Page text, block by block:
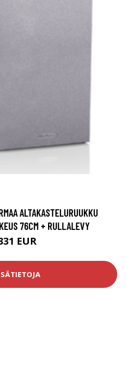
ALTAKASTELURUUKKU
76CM + RULLALEVY
EUR